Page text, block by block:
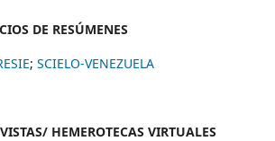
DE RESÚMENES
; SCIELO-VENEZUELA
HEMEROTECAS VIRTUALES